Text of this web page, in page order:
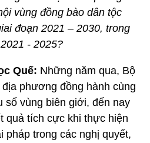
vùng đồng bào dân tộc
đoạn 2021 – 2030, trong
- 2025?
Quế: Những năm qua, Bộ
phương đồng hành cùng
số vùng biên giới, đến nay
quả tích cực khi thực hiện
pháp trong các nghị quyết,